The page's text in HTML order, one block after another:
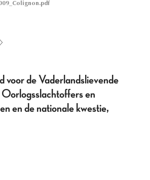
voor de Vaderlandslievende
en
en de nationale kwestie,